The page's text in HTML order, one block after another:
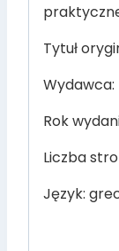
Tytuł
Wydawca:
Rok
Liczba
Język: